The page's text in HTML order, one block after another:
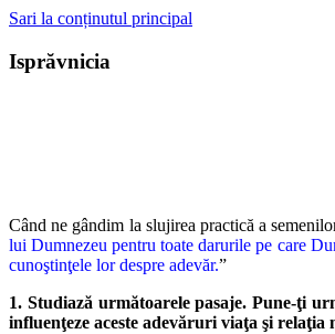
Sari la conținutul principal
Isprăvnicia
Când ne gândim la slujirea practică a
lui Dumnezeu pentru toate darurile pe care
cunoştinţele lor despre adevăr.”
1. Studiază următoarele pasaje. Pune-ţi
influenţeze aceste adevăruri viaţa şi relaţia